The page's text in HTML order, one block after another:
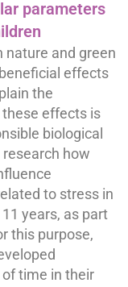
parameters
nature and green
effects
the
effects is
biological
how
to stress in
years, as part
this purpose,
time in their